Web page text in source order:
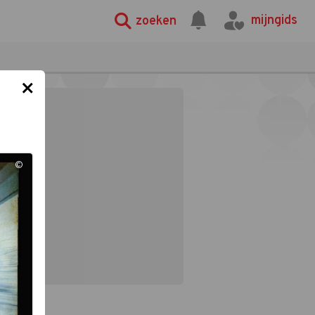
zoeken mijngids
×
©